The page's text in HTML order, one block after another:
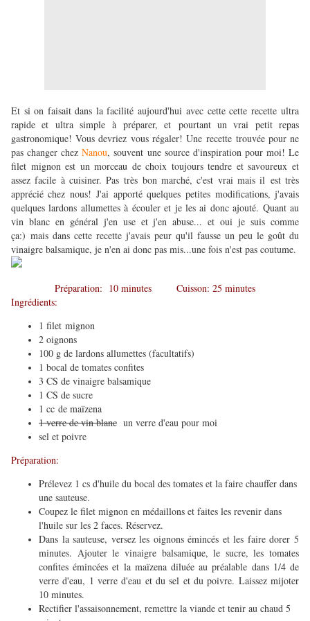
Et si on faisait dans la facilité aujourd'hui avec cette cette recette ultra
rapide et ultra simple à préparer, et pourtant un vrai petit repas
gastronomique! Vous devriez vous régaler! Une recette trouvée pour ne
pas changer chez Nanou, souvent une source d'inspiration pour moi! Le
filet mignon est un morceau de choix toujours tendre et savoureux et
assez facile à cuisiner. Pas très bon marché, c'est vrai mais il est très
apprécié chez nous! J'ai apporté quelquespetites modifications, j'avais
quelques lardons allumettes à écouler et je les ai donc ajouté. Quant au
vin blanc en général j'en use et j'en abuse... et oui je suis comme
ça:) mais dans cette recette j'avais peur qu'il fausse un peu le goût du
vinaigre balsamique, je n'en ai donc pas mis...une fois n'est pas coutume.
Préparation: 10 minutes Cuisson: 25 minutes
Ingrédients:
1 filet mignon
2 oignons
100 g de lardons allumettes (facultatifs)
1 bocal de tomates confites
3 CS de vinaigre balsamique
1 CS de sucre
1 cc de maïzena
1 verre de vin blanc un verre d'eau pour moi
sel et poivre
​Préparation:
Prélevez 1 cs d'huile du bocal des tomates et la faire chauffer dans
une sauteuse.
Coupez le filet mignon en médaillons et faites les revenir dans
l'huile sur les 2 faces. Réservez.
Dans la sauteuse, versez les oignons émincés et les faire dorer 5
minutes. Ajouter le vinaigre balsamique, le sucre, les tomates
confites émincées et la maïzena diluée au préalable dans 1/4 de
verre d'eau, 1 verre d'eau et du sel et du poivre. Laissez mijoter
10 minutes.
Rectifier l'assaisonnement, remettre la viande et tenir au chaud 5